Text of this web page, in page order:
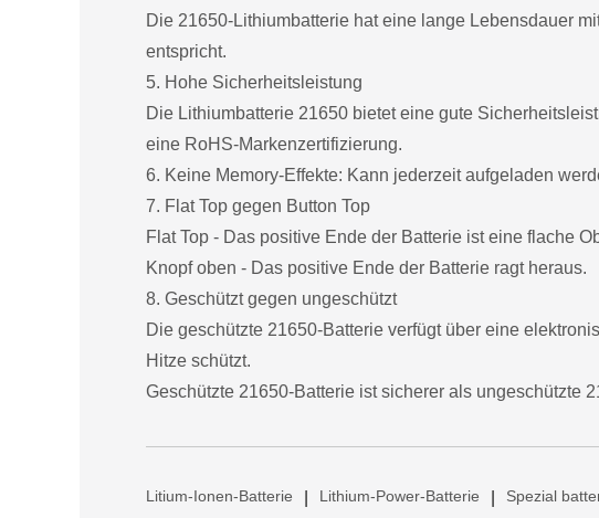
Die 21650-Lithiumbatterie hat eine lange Lebensdauer
entspricht.
5. Hohe Sicherheitsleistung
Die Lithiumbatterie 21650 bietet eine gute
eine RoHS-Markenzertifizierung.
6. Keine Memory-Effekte: Kann jederzeit aufgeladen
7. Flat Top gegen Button Top
Flat Top - Das positive Ende der Batterie ist eine flache
Knopf oben - Das positive Ende der Batterie ragt heraus.
8. Geschützt gegen ungeschützt
Die geschützte 21650-Batterie verfügt über eine
Hitze schützt.
Geschützte 21650-Batterie ist sicherer als ungeschützte
Litium-Ionen-Batterie Lithium-Power-Batterie Spezial